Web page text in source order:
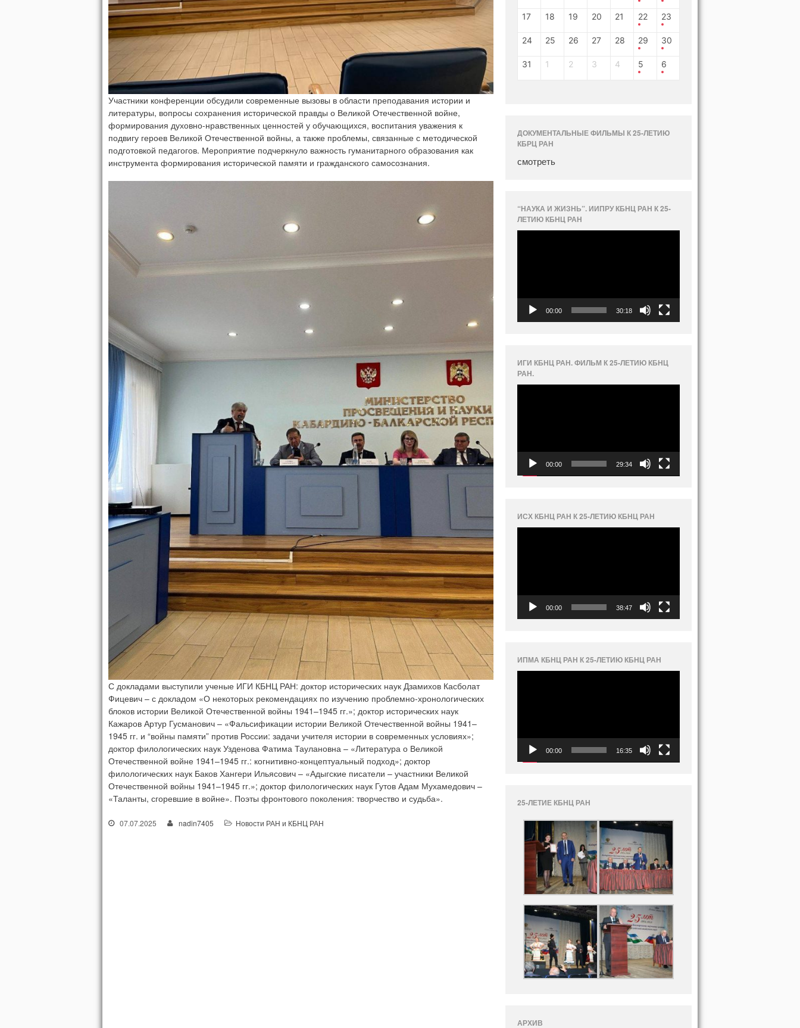
Участники конференции обсудили современные вызовы в области преподавания истории и
литературы, вопросы сохранения исторической правды о Великой Отечественной войне,
формирования духовно-нравственных ценностей у обучающихся, воспитания уважения к
подвигу героев Великой Отечественной войны, а также проблемы, связанные с методической
подготовкой педагогов. Мероприятие подчеркнуло важность гуманитарного образования как
инструмента формирования исторической памяти и гражданского самосознания.
С докладами выступили ученые ИГИ КБНЦ РАН: доктор исторических наук Дзамихов Касболат
Фицевич – с докладом «О некоторых рекомендациях по изучению проблемно-хронологических
блоков истории Великой Отечественной войны 1941–1945 гг.»; доктор исторических наук
Кажаров Артур Гусманович – «Фальсификации истории Великой Отечественной войны 1941–
1945 гг. и “войны памяти” против России: задачи учителя истории в современных условиях»;
доктор филологических наук Узденова Фатима Таулановна – «Литература о Великой
Отечественной войне 1941–1945 гг.: когнитивно-концептуальный подход»; доктор
филологических наук Баков Хангери Ильясович – «Адыгские писатели – участники Великой
Отечественной войны 1941–1945 гг.»; доктор филологических наук Гутов Адам Мухамедович –
«Таланты, сгоревшие в войне». Поэты фронтового поколения: творчество и судьба».
07.07.2025 nadin7405 Новости РАН и КБНЦ РАН
17 18 19 20 21 22 23
24 25 26 27 28 29 30
31 1 2 3 4 5 6
ДОКУМЕНТАЛЬНЫЕ ФИЛЬМЫ К 25-ЛЕТИЮ
КБРЦ РАН
смотреть
“НАУКА И ЖИЗНЬ”. ИИПРУ КБНЦ РАН К 25-
ЛЕТИЮ КБНЦ РАН
00:00 30:18
ИГИ КБНЦ РАН. ФИЛЬМ К 25-ЛЕТИЮ КБНЦ
РАН.
00:00 29:34
ИСХ КБНЦ РАН К 25-ЛЕТИЮ КБНЦ РАН
00:00 38:47
ИПМА КБНЦ РАН К 25-ЛЕТИЮ КБНЦ РАН
00:00 16:35
25-ЛЕТИЕ КБНЦ РАН
АРХИВ